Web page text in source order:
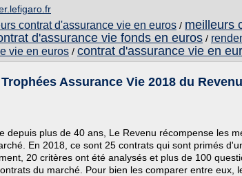
contrat d'assurance vie en euros / meilleurs
d'assurance vie fonds en euros /
vie en euros / contrat d'assurance vie en
Assurance Vie 2018 du Revenu
depuis plus de 40 ans, Le Revenu récompense les
En 2018, ce sont 25 contrats qui sont primés
20 critères ont été analysés et plus de 100
du marché. Pour bien les comparer entre eux,